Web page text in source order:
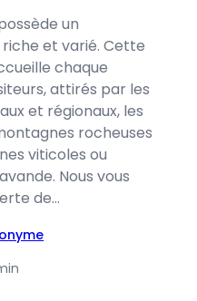
un
et varié. Cette
chaque
attirés par les
et régionaux, les
rocheuses
viticoles ou
Nous vous
de…